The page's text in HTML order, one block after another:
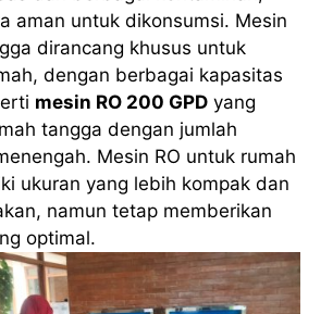
aman untuk dikonsumsi. Mesin
dirancang khusus untuk
dengan berbagai kapasitas
mesin RO 200 GPD yang
tangga dengan jumlah
Mesin RO untuk rumah
ukuran yang lebih kompak dan
namun tetap memberikan
optimal.